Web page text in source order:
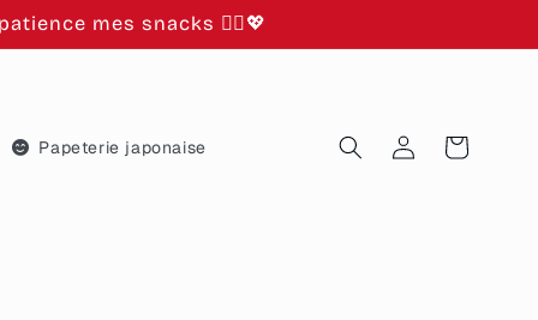
mes snacks 🙂‍↕️💖
Papeterie japonaise ConnexionPanier